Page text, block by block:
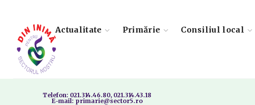
Actualitate Primărie Consiliul local
Telefon: 021.314.46.80, 021.314.43.18
E-mail: primarie@sector5.ro